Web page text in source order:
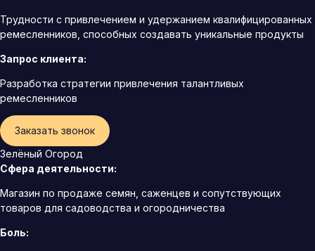
Трудности с привлечением и удержанием квалифицированных
ремесленников, способных создавать уникальные продукты
Запрос клиента:
Разработка стратегии привлечения талантливых
ремесленников
Заказать звонок
Зелёный Огород
Сфера деятельности:
Магазин по продаже семян, саженцев и сопутствующих
товаров для садоводства и огородничества
Боль: